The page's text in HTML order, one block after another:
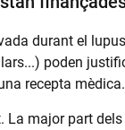
durant el
poden
recepta mèdica.
La major part